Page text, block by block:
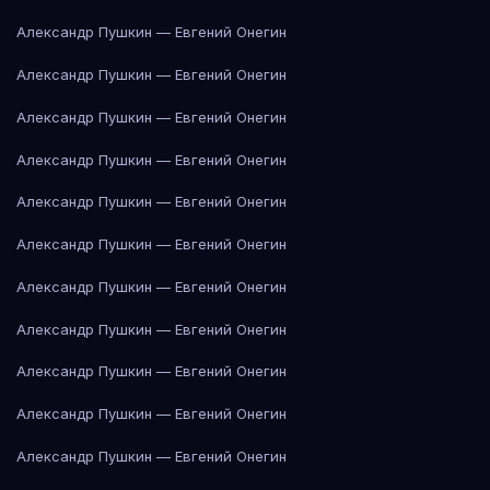
Александр Пушкин — Евгений Онегин
Александр Пушкин — Евгений Онегин
Александр Пушкин — Евгений Онегин
Александр Пушкин — Евгений Онегин
Александр Пушкин — Евгений Онегин
Александр Пушкин — Евгений Онегин
Александр Пушкин — Евгений Онегин
Александр Пушкин — Евгений Онегин
Александр Пушкин — Евгений Онегин
Александр Пушкин — Евгений Онегин
Александр Пушкин — Евгений Онегин